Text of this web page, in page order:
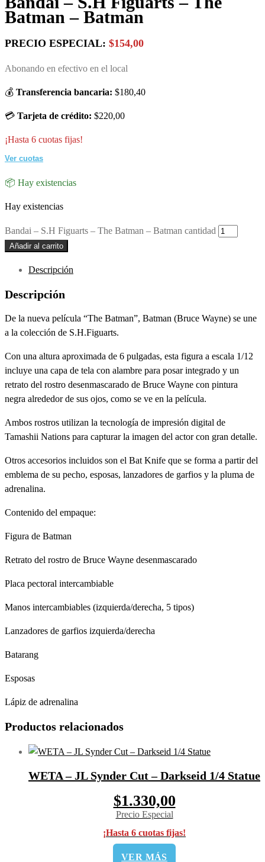
Batman – Batman
PRECIO ESPECIAL: $154,00
Abonando en efectivo en el local
💰 Transferencia bancaria: $180,40
💳 Tarjeta de crédito: $220,00
¡Hasta 6 cuotas fijas!
Ver cuotas
📦 Hay existencias
Hay existencias
Bandai – S.H Figuarts – The Batman – Batman cantidad
Añadir al carrito
Descripción
Descripción
De la nueva película “The Batman”, Batman (Bruce Wayne) se une
a la colección de S.H.Figuarts.
Con una altura aproximada de 6 pulgadas, esta figura a escala 1/12
incluye una capa de tela con alambre para posar integrado y un
retrato del rostro desenmascarado de Bruce Wayne con pintura
negra alrededor de sus ojos, como se ve en la película.
Ambos rostros utilizan la tecnología de impresión digital de
Tamashii Nations para capturar la imagen del actor con gran detalle.
Otros accesorios incluidos son el Bat Knife que se forma a partir del
emblema de su pecho, esposas, lanzadores de garfios y la pluma de
adrenalina.
Contenido del empaque:
Figura de Batman
Retrato del rostro de Bruce Wayne desenmascarado
Placa pectoral intercambiable
Manos intercambiables (izquierda/derecha, 5 tipos)
Lanzadores de garfios izquierda/derecha
Batarang
Esposas
Lápiz de adrenalina
Productos relacionados
WETA – JL Synder Cut – Darkseid 1/4 Statue
$1.330,00
Precio Especial
¡Hasta 6 cuotas fijas!
VER MÁS